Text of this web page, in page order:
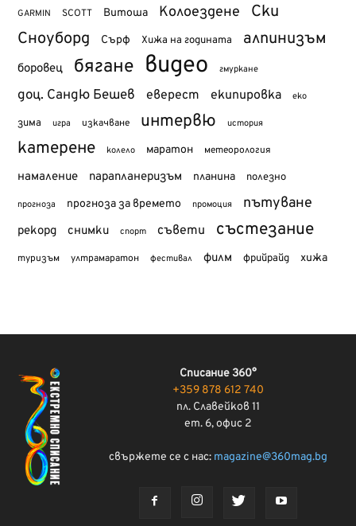
GARMIN SCOTT Витоша Колоездене Ски
Сноуборд Сърф Хижа на годината алпинизъм
боровец бягане видео гмуркане
доц. Сандю Бешев еверест екипировка еко
зима игра изкачване интервю история
катерене колело маратон метеорология
намаление парапланеризъм планина полезно
прогноза прогноза за времето промоция пътуване
рекорд снимки спорт съвети състезание
туризъм ултрамаратон фестивал филм фрийрайд хижа
Списание 360°
+359 878 612 740
пл. Славейков 11
ет. 6, офис 2
свържете се с нас: magazine@360mag.bg